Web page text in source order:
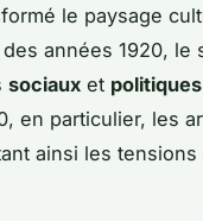
le paysage
années 1920, le
sociaux et politiques
en particulier, les
ainsi les tensions